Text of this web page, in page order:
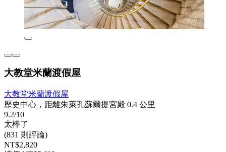
大教堂米蘭渡假屋
大教堂米蘭渡假屋
歷史中心，距離朱萊孔蘇爾提宮殿 0.4 公里
9.2/10
太棒了
(831 則評論)
NT$2,820